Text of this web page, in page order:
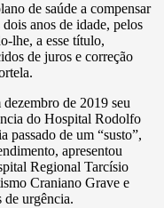
de saúde a compensar
anos de idade, pelos
lhe, a esse título,
de juros e correção
de 2019 seu
do Hospital Rodolfo
passado de um “susto”,
apresentou
Regional Tarcísio
Craniano Grave e
de urgência.